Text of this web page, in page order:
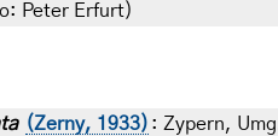
Peter Erfurt)
(Zerny, 1933) : Zypern,